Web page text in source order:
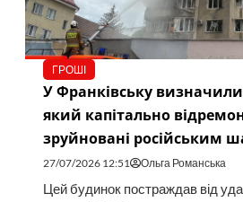
ГРОШІ
У Франківську
який капітально
зруйновані російським
27/07/2026 12:51 Ольга Романська
Цей будинок постраждав від